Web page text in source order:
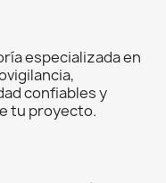
especializada en
confiables y
tu proyecto.